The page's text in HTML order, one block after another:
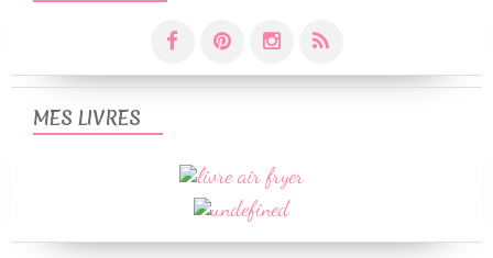
MES LIVRES